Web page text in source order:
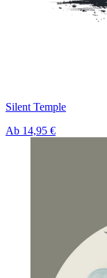
Silent Temple
Ab 14,95 €